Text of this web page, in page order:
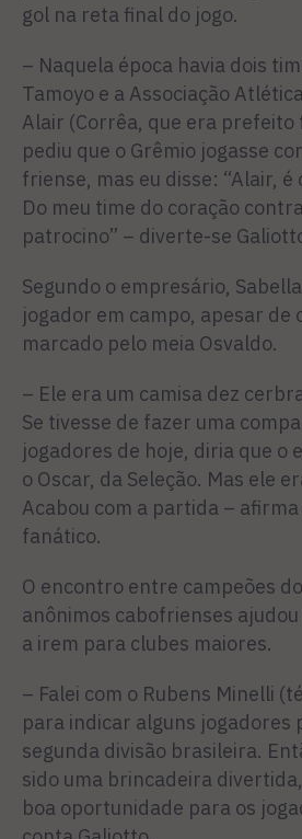
gol na reta final do jogo.
– Naquela época havia dois
Tamoyo e a Associação
Alair (Corrêa, que era prefeito
pediu que o Grêmio jogasse
friense, mas eu disse: “Alair, é
Do meu time do coração
patrocino” – diverte-se
Segundo o empresário,
jogador em campo, apesar de
marcado pelo meia Osvaldo.
– Ele era um camisa dez
Se tivesse de fazer uma
jogadores de hoje, diria que o
o Oscar, da Seleção. Mas ele
Acabou com a partida –
fanático.
O encontro entre campeões
anônimos cabofrienses
a irem para clubes maiores.
– Falei com o Rubens Minelli
para indicar alguns jogadores
segunda divisão brasileira.
sido uma brincadeira
boa oportunidade para os